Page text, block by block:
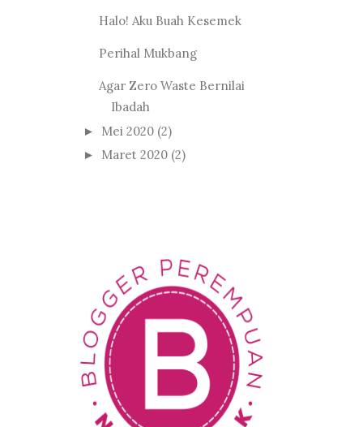
Halo! Aku Buah Kesemek
Perihal Mukbang
Agar Zero Waste Bernilai
Ibadah
► Mei 2020 (2)
► Maret 2020 (2)